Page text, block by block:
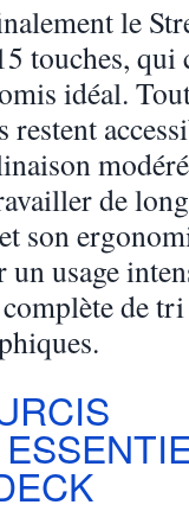
le
touches, qui
idéal.
de
son
usage
de